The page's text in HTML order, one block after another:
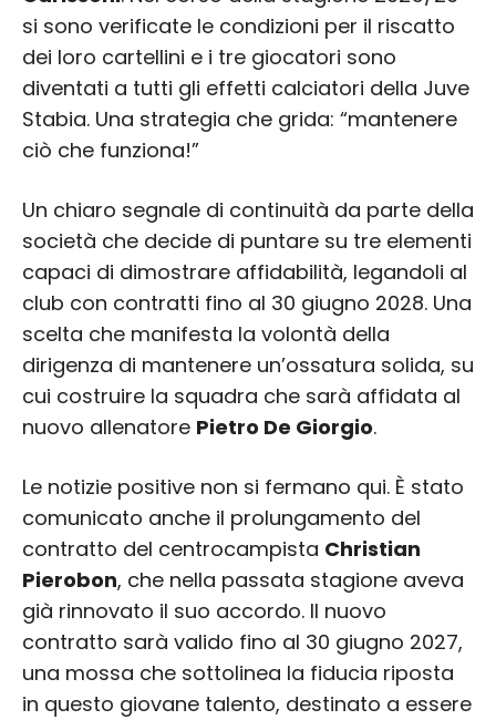
si sono verificate le condizioni per il riscatto
dei loro cartellini e i tre giocatori sono
diventati a tutti gli effetti calciatori della Juve
Stabia. Una strategia che grida: “mantenere
ciò che funziona!”
Un chiaro segnale di continuità da parte della
società che decide di puntare su tre elementi
capaci di dimostrare affidabilità, legandoli al
club con contratti fino al 30 giugno 2028. Una
scelta che manifesta la volontà della
dirigenza di mantenere un’ossatura solida, su
cui costruire la squadra che sarà affidata al
nuovo allenatore Pietro De Giorgio.
Le notizie positive non si fermano qui. È stato
comunicato anche il prolungamento del
contratto del centrocampista Christian
Pierobon, che nella passata stagione aveva
già rinnovato il suo accordo. Il nuovo
contratto sarà valido fino al 30 giugno 2027,
una mossa che sottolinea la fiducia riposta
in questo giovane talento, destinato a essere